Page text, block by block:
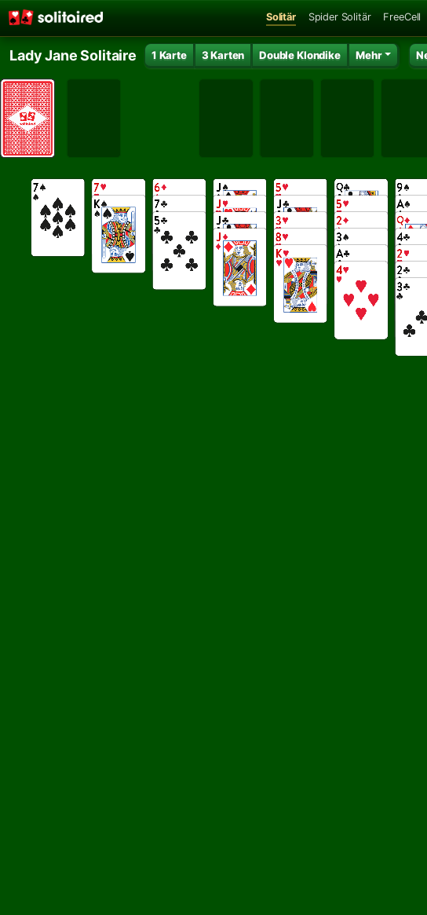
Solitär Spider Solitär FreeCell
Lady Jane Solitaire 1 Karte 3 Karten Double Klondike Mehr